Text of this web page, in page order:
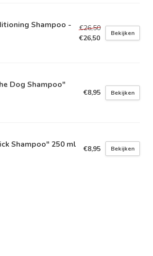
Shampoo -
€26,50
€26,50
Bekijken
Dog Shampoo"
€8,95 Bekijken
Shampoo" 250 ml €8,95 Bekijken